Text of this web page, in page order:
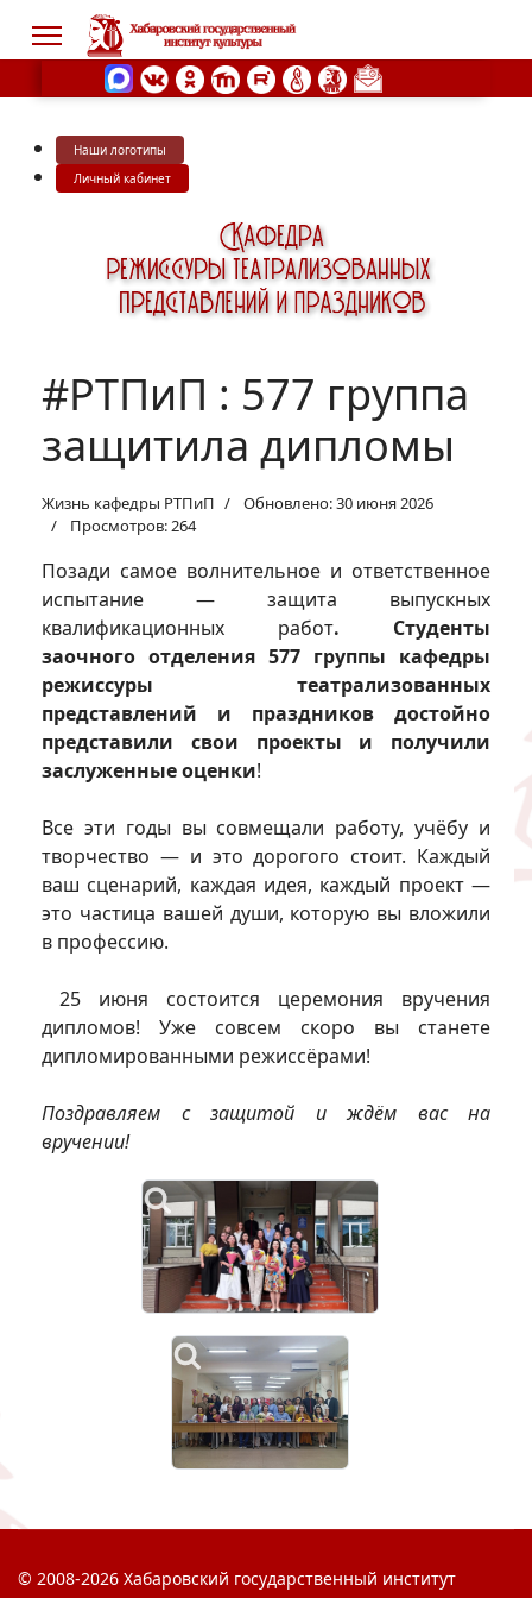
Наши логотипы
Личный кабинет
#РТПиП : 577 группа
защитила дипломы
Жизнь кафедры РТПиП
Обновлено: 30 июня 2026
Просмотров: 264
Позади самое волнительное и ответственное
испытание — защита выпускных
квалификационных работ. Студенты
заочного отделения 577 группы кафедры
режиссуры театрализованных
представлений и праздников достойно
представили свои проекты и получили
заслуженные оценки!
Все эти годы вы совмещали работу, учёбу и
творчество — и это дорогого стоит. Каждый
ваш сценарий, каждая идея, каждый проект —
это частица вашей души, которую вы вложили
в профессию.
25 июня состоится церемония вручения
дипломов! Уже совсем скоро вы станете
дипломированными режиссёрами!
Поздравляем с защитой и ждём вас на
вручении!
© 2008-2026 Хабаровский государственный институт